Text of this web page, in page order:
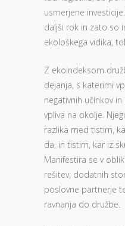
usmerjene
daljši rok in zato so
ekološkega vidika,
Z ekoindeksom
dejanja, s katerimi
negativnih učinkov
vpliva na okolje.
razlika med tistim,
da, in tistim, kar iz
Manifestira se v
rešitev, dodatnih
poslovne partnerje
ravnanja do družbe.